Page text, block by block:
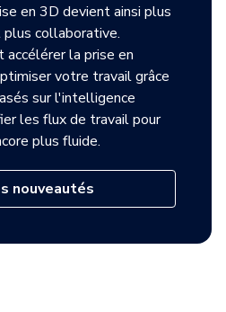
en 3D devient ainsi plus
collaborative.
accélérer la prise en
votre travail grâce
sur l'intelligence
les flux de travail pour
plus fluide.
nouveautés